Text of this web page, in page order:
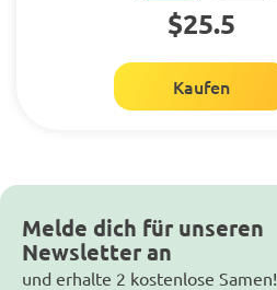
$25.5
Kaufen
Melde dich für unseren
Newsletter an
und erhalte 2 kostenlose Samen!